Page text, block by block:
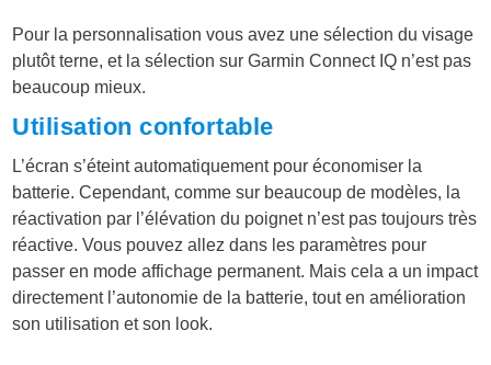
Pour la personnalisation vous avez une sélection du visage
plutôt terne, et la sélection sur Garmin Connect IQ n’est pas
beaucoup mieux.
Utilisation confortable
L’écran s’éteint automatiquement pour économiser la
batterie. Cependant, comme sur beaucoup de modèles, la
réactivation par l’élévation du poignet n’est pas toujours très
réactive. Vous pouvez allez dans les paramètres pour
passer en mode affichage permanent. Mais cela a un impact
directement l’autonomie de la batterie, tout en amélioration
son utilisation et son look.